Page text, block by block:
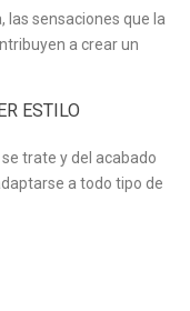
sensaciones que la
a crear un
ESTILO
trate y del acabado
a todo tipo de